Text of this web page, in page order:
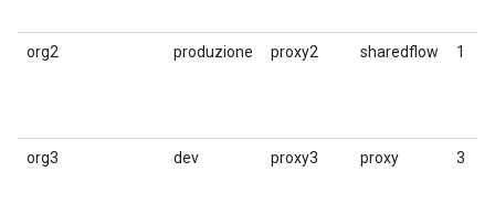
org2 produzione proxy2 sharedflow 1
org3 dev proxy3 proxy 3